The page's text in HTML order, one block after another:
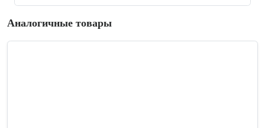
Аналогичные товары